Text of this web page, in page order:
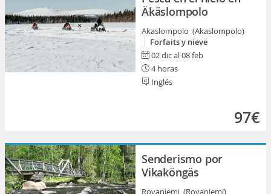
Äkäslompolo
Akaslompolo (Akaslompolo)
Forfaits y nieve
02 dic al 08 feb
4 horas
Inglés
97€
Senderismo por
Vikaköngäs
Rovaniemi (Rovaniemi)